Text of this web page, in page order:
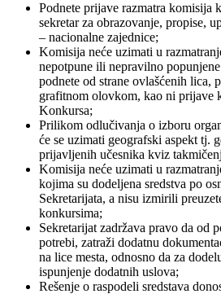
Podnete prijave razmatra komisija
sekretar za obrazovanje, propise,
– nacionalne zajednice;
Komisija neće uzimati u
nepotpune ili nepravilno
podnete od strane ovlašćenih lica,
grafitnom olovkom, kao ni prijave
Konkursa;
Prilikom odlučivanja o izboru
će se uzimati geografski aspekt tj.
prijavljenih učesnika kviz
Komisija neće uzimati u
kojima su dodeljena sredstva po
Sekretarijata, a nisu izmirili
konkursima;
Sekretarijat zadržava pravo da od
potrebi, zatraži dodatnu
na lice mesta, odnosno da za
ispunjenje dodatnih uslova;
Rešenje o raspodeli sredstava